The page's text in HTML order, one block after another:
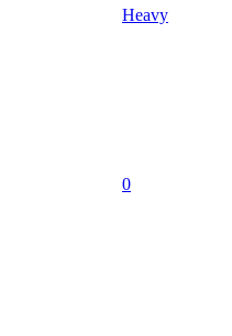
Heavy
0